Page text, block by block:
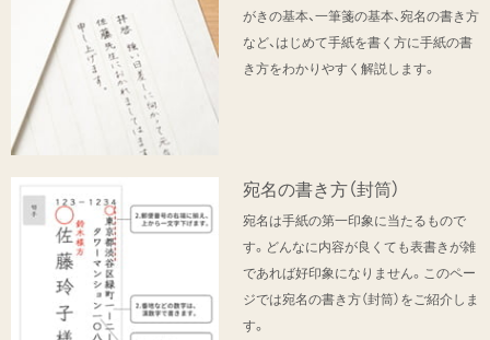
がきの基本、一筆箋の基本、宛名の書き方
など、はじめて手紙を書く方に手紙の書
き方をわかりやすく解説します。
宛名の書き方（封筒）
宛名は手紙の第一印象に当たるもので
す。どんなに内容が良くても表書きが雑
であれば好印象になりません。このペー
ジでは宛名の書き方（封筒）をご紹介しま
す。